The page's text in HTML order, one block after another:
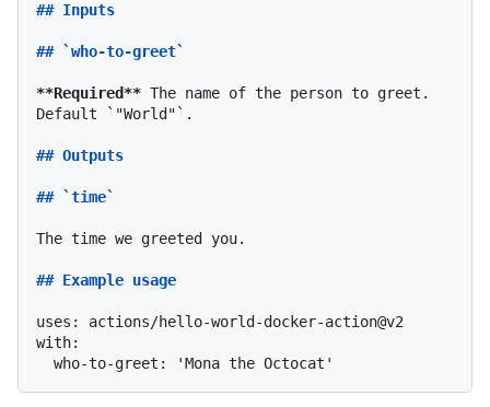
## Inputs
## `who-to-greet`
**Required** The name of the person to greet.
Default
`"World"` .
## Outputs
## `time`
The time we greeted you.
## Example usage
uses: actions/hello-world-docker-action@v2
with: